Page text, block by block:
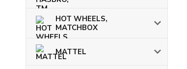
HOT WHEELS,
MATCHBOX
MATTEL